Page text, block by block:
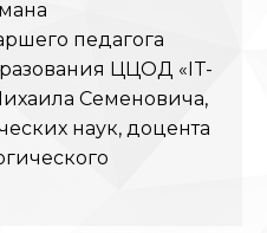
педагога
ЦЦОД «IT-
Семеновича,
наук, доцента